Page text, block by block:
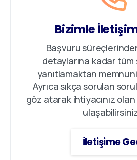
Bizimle
Başvuru
detaylarına kadar tüm
yanıtlamaktan
Ayrıca sıkça sorulan
göz atarak ihtiyacınız olan
İletişime